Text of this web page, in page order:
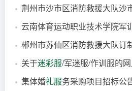
云南体育运动职业技术学院军
郴州市苏仙区消防救援大队订
关于迷彩服/军迷服/作训服的
集体婚礼服务采购项目招标公告